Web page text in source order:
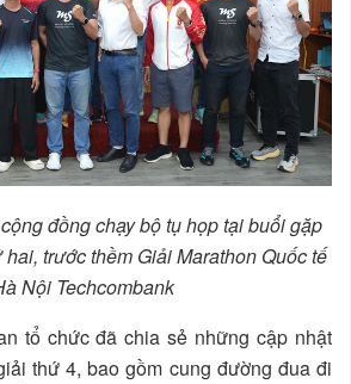
đồng chạy bộ tụ họp tại buổi gặp
trước thềm Giải Marathon Quốc tế
Nội Techcombank
tổ chức đã chia sẻ những cập nhật
thứ 4, bao gồm cung đường đua đi